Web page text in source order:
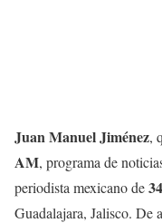
Juan Manuel Jiménez,
AM, programa de
periodista mexicano de
Guadalajara, Jalisco. De